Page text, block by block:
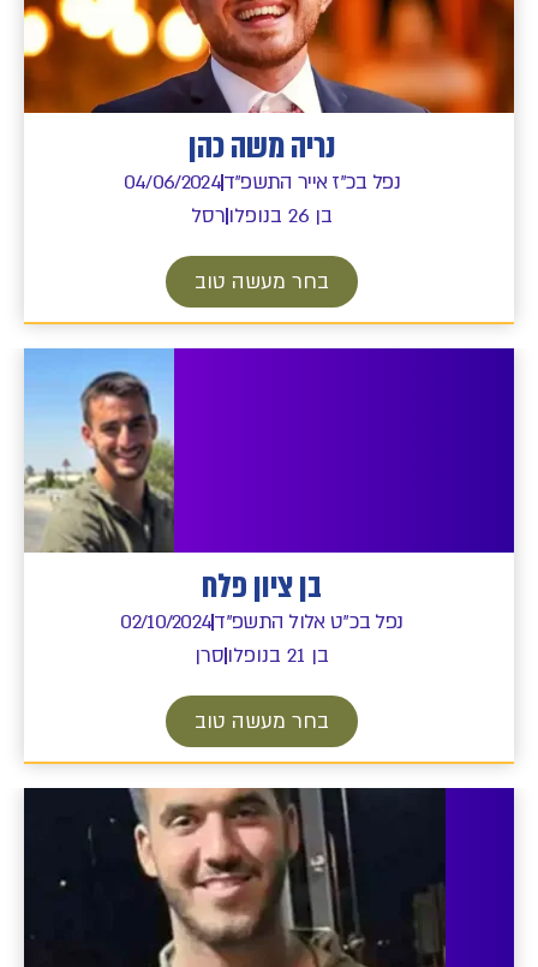
נריה משה כהן
נפל בכ"ז אייר התשפ"ד04/06/2024
בן 26 בנופלו
רסל
בחר מעשה טוב
בן ציון פלח
נפל בכ"ט אלול התשפ"ד02/10/2024
בן 21 בנופלו
סרן
בחר מעשה טוב